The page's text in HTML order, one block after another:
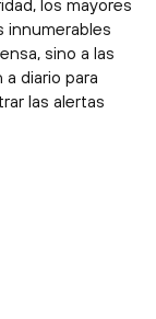
los mayores
innumerables
sino a las
diario para
las alertas